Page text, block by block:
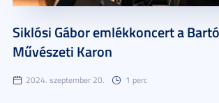
Siklósi Gábor emlékkoncert a
Művészeti Karon
2024. szeptember 20. 1 perc